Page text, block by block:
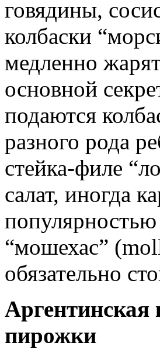
говядины,
колбаски
медленно
основной
подаются
разного рода
стейка-филе
салат, иногда
популярностью
“мошехас”
обязательно
Аргентинская
пирожки